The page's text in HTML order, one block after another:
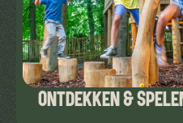
ONTDEKKEN &